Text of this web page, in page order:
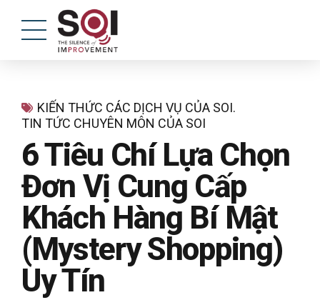
KIẾN THỨC CÁC DỊCH VỤ CỦA SOI.
TIN TỨC CHUYÊN MÔN CỦA SOI
6 Tiêu Chí Lựa Chọn
Đơn Vị Cung Cấp
Khách Hàng Bí Mật
(Mystery Shopping)
Uy Tín